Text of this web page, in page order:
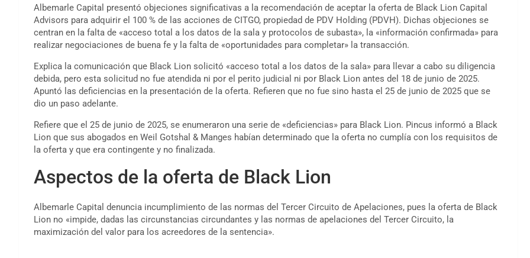
Albemarle Capital presentó objeciones significativas a la recomendación de aceptar la oferta de Black Lion Capital
Advisors para adquirir el 100 % de las acciones de CITGO, propiedad de PDV Holding (PDVH). Dichas objeciones se
centran en la falta de «acceso total a los datos de la sala y protocolos de subasta», la «información confirmada» para
realizar negociaciones de buena fe y la falta de «oportunidades para completar» la transacción.
Explica la comunicación que Black Lion solicitó «acceso total a los datos de la sala» para llevar a cabo su diligencia
debida, pero esta solicitud no fue atendida ni por el perito judicial ni por Black Lion antes del 18 de junio de 2025.
Apuntó las deficiencias en la presentación de la oferta. Refieren que no fue sino hasta el 25 de junio de 2025 que se
dio un paso adelante.
Refiere que el 25 de junio de 2025, se enumeraron una serie de «deficiencias» para Black Lion. Pincus informó a Black
Lion que sus abogados en Weil Gotshal & Manges habían determinado que la oferta no cumplía con los requisitos de
la oferta y que era contingente y no finalizada.
Aspectos de la oferta de Black Lion
Albemarle Capital denuncia incumplimiento de las normas del Tercer Circuito de Apelaciones, pues la oferta de Black
Lion no «impide, dadas las circunstancias circundantes y las normas de apelaciones del Tercer Circuito, la
maximización del valor para los acreedores de la sentencia».